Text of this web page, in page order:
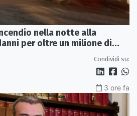
nella notte alla
per oltre un milione di
Condividi su:
3 ore fa